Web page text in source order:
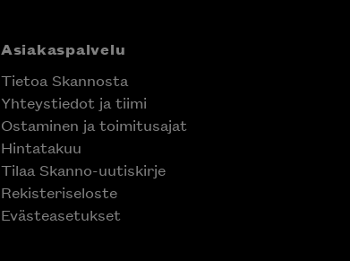
Asiakaspalvelu
Tietoa Skannosta
Yhteystiedot ja tiimi
Ostaminen ja toimitusajat
Hintatakuu
Tilaa Skanno-uutiskirje
Rekisteriseloste
Evästeasetukset